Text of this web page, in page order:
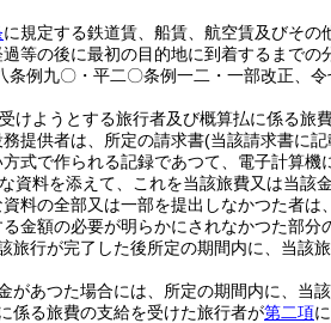
に規定する鉄道賃、船賃、航空賃及びその
等の後に最初の目的地に到着するまでの
例九〇・平二〇条例一二・一部改正、
けようとする旅行者及び概算払に係る旅
提供者は、所定の請求書(当該請求書に
式で作られる記録であつて、電子計算機
資料を添えて、これを当該旅費又は当該
料の全部又は一部を提出しなかつた者
金額の必要が明らかにされなかつた部分
旅行が完了した後所定の期間内に、当該
があつた場合には、所定の期間内に、当
係る旅費の支給を受けた旅行者が第二項